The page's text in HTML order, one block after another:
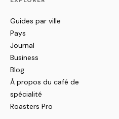
Guides par ville
Pays
Journal
Business
Blog
À propos du café de
spécialité
Roasters Pro